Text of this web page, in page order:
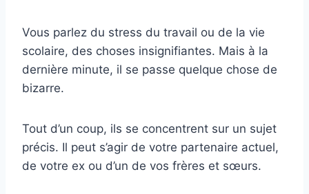
Vous parlez du stress du travail ou de la vie
scolaire, des choses insignifiantes. Mais à la
dernière minute, il se passe quelque chose de
bizarre.
Tout d’un coup, ils se concentrent sur un sujet
précis. Il peut s’agir de votre partenaire actuel,
de votre ex ou d’un de vos frères et sœurs.